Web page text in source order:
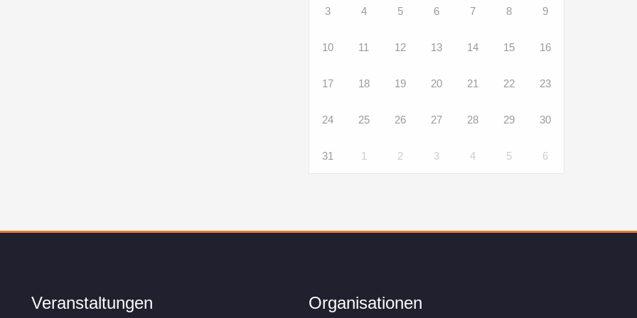
3 4 5 6 7 8 9
10 11 12 13 14 15 16
17 18 19 20 21 22 23
24 25 26 27 28 29 30
31 1 2 3 4 5 6
Veranstaltungen Organisationen